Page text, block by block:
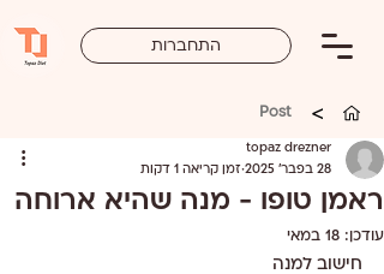
התחברות
>
Post
ראמן טופו - מנה שהיא ארוחה
topaz drezner
28 בפבר׳ 2025
זמן קריאה 1 דקות
עודכן: 18 במאי
חישוב למנה